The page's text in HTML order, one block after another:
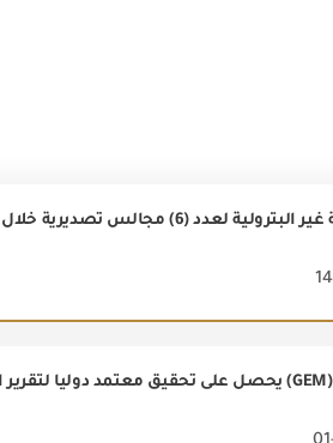
(6) مجالس تصديرية خلال مايو 2018